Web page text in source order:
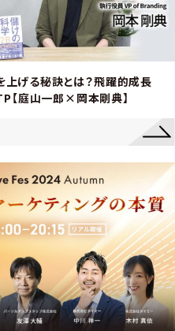
げる秘訣とは？飛躍的成長
【庭山一郎×岡本剛典】